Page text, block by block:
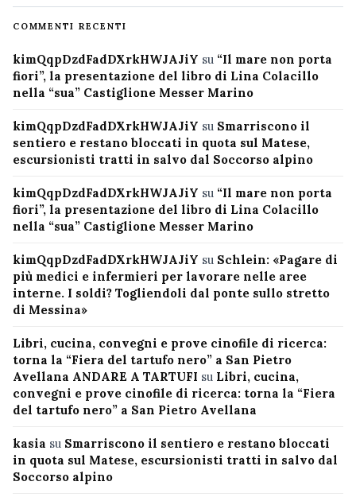
COMMENTI RECENTI
kimQqpDzdFadDXrkHWJAJiY su “Il mare non porta
fiori”, la presentazione del libro di Lina Colacillo
nella “sua” Castiglione Messer Marino
kimQqpDzdFadDXrkHWJAJiY su Smarriscono il
sentiero e restano bloccati in quota sul Matese,
escursionisti tratti in salvo dal Soccorso alpino
kimQqpDzdFadDXrkHWJAJiY su “Il mare non porta
fiori”, la presentazione del libro di Lina Colacillo
nella “sua” Castiglione Messer Marino
kimQqpDzdFadDXrkHWJAJiY su Schlein: «Pagare di
più medici e infermieri per lavorare nelle aree
interne. I soldi? Togliendoli dal ponte sullo stretto
di Messina»
Libri, cucina, convegni e prove cinofile di ricerca:
torna la “Fiera del tartufo nero” a San Pietro
Avellana ANDARE A TARTUFI su Libri, cucina,
convegni e prove cinofile di ricerca: torna la “Fiera
del tartufo nero” a San Pietro Avellana
kasia su Smarriscono il sentiero e restano bloccati
in quota sul Matese, escursionisti tratti in salvo dal
Soccorso alpino